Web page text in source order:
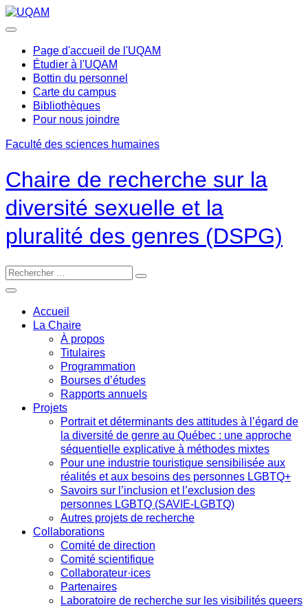
Passer
au
Page d'accueil de l'UQAM
Étudier à l'UQAM
Bottin du personnel
Carte du campus
Bibliothèques
Pour nous joindre
Faculté des sciences humaines
Chaire de recherche sur la
diversité sexuelle et la
pluralité des genres (DSPG)
Accueil
La Chaire
À propos
Titulaires
Programmation
Bourses d’études
Rapports annuels
Projets
Portrait et déterminants des attitudes à l’égard de
la diversité de genre au Québec : une approche
séquentielle explicative à méthodes mixtes
Pour une industrie touristique sensibilisée aux
réalités et aux besoins des personnes LGBTQ+
Savoirs sur l’inclusion et l’exclusion des
personnes LGBTQ (SAVIE-LGBTQ)
Autres projets de recherche
Collaborations
Comité de direction
Comité scientifique
Collaborateur·ices
Partenaires
Laboratoire de recherche sur les visibilités queers